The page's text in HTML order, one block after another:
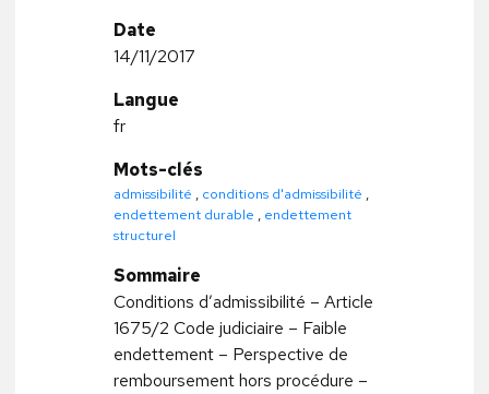
Date
14/11/2017
Langue
fr
Mots-clés
admissibilité , conditions d'admissibilité ,
endettement durable , endettement
structurel
Sommaire
Conditions d’admissibilité – Article
1675/2 Code judiciaire – Faible
endettement – Perspective de
remboursement hors procédure –